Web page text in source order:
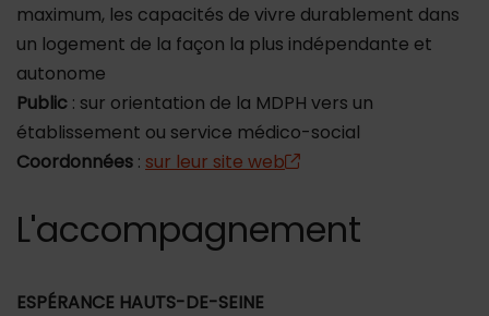
maximum, les capacités de vivre durablement dans
un logement de la façon la plus indépendante et
autonome
Public : sur orientation de la MDPH vers un
établissement ou service médico-social
Coordonnées : sur leur site web
L'accompagnement
ESPÉRANCE HAUTS-DE-SEINE